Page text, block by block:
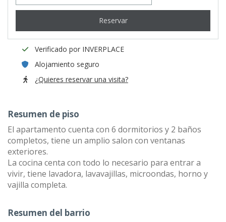
Reservar
Verificado por INVERPLACE
Alojamiento seguro
¿Quieres reservar una visita?
Resumen de piso
El apartamento cuenta con 6 dormitorios y 2 baños
completos, tiene un amplio salon con ventanas
exteriores.
La cocina centa con todo lo necesario para entrar a
vivir, tiene lavadora, lavavajillas, microondas, horno y
vajilla completa.
Resumen del barrio